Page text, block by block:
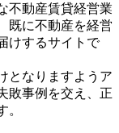
不動産賃貸経営業
既に不動産を経営
けするサイトで
となりますようア
敗事例を交え、正
。